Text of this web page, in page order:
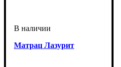
Матрац Лазурит